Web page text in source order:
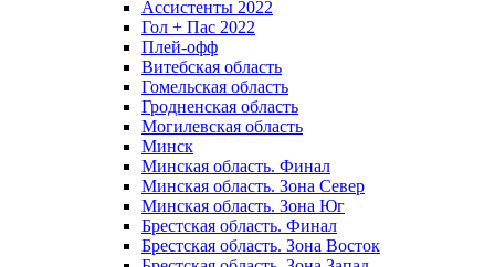
Ассистенты 2022
Гол + Пас 2022
Плей-офф
Витебская область
Гомельская область
Гродненская область
Могилевская область
Минск
Mинская область. Финал
Минская область. Зона Север
Минская область. Зона Юг
Брестская область. Финал
Брестская область. Зона Восток